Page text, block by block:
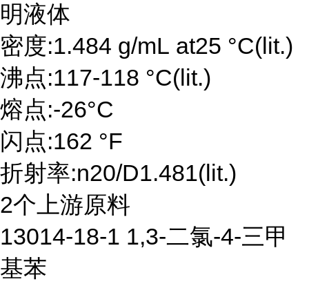
明液体
密度:1.484 g/mL at25 °C(lit.)
沸点:117-118 °C(lit.)
熔点:-26°C
闪点:162 °F
折射率:n20/D1.481(lit.)
2个上游原料
13014-18-1 1,3-二氯-4-三甲
基苯